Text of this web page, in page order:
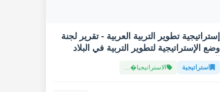
إستراتيجية تطوير التربية العربية - تقرير لجنة
وضع الإستراتيجية لتطوير التربية في البلاد
استراتيجية الاستراتيجيا�...